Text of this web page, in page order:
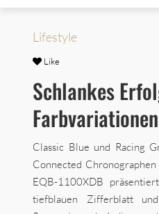
Lifestyle
Like
Schlankes
Classic Blue und Racing
Connected
EQB-1100XDB
tiefblauen Zifferblatt